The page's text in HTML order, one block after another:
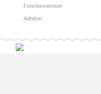
Fonctionnement
Adhérer